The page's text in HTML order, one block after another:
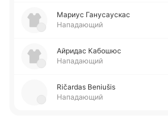
Мариус Га­ну­сау­скас
Нападающий
Ай­ри­дас Ка­бо­шюс
Нападающий
Ričardas Beniušis
Нападающий